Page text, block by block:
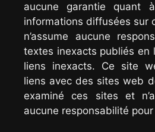
aucune garantie quant
informations diffusées sur
n’assume aucune
textes inexacts publiés en
liens inexacts. Ce site
liens avec des sites web
examiné ces sites et
aucune responsabilité